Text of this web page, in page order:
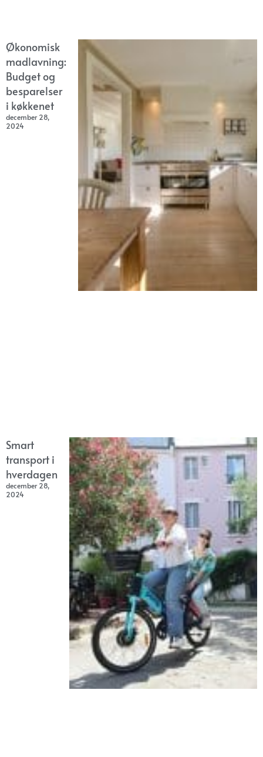
Økonomisk
madlavning:
Budget og
besparelser
i køkkenet
december 28,
2024
Smart
transport i
hverdagen
december 28,
2024